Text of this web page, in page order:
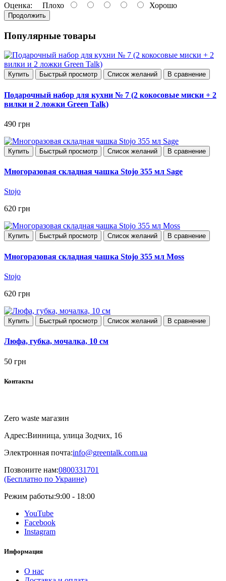
Оценка: Плохо Хорошо
Продолжить
Популярные товары
Купить Быстрый просмотр Список желаний В сравнение
Подарочный набор для кухни № 7 (2 кокосовые миски + 2
вилки и 2 ложки Green Talk)
490 грн
Купить Быстрый просмотр Список желаний В сравнение
Многоразовая складная чашка Stojo 355 мл Sage
Stojo
620 грн
Купить Быстрый просмотр Список желаний В сравнение
Многоразовая складная чашка Stojo 355 мл Moss
Stojo
620 грн
Купить Быстрый просмотр Список желаний В сравнение
Люфа, губка, мочалка, 10 см
50 грн
Контакты
Zero waste магазин
Адрес:Винница, улица Зодчих, 16
Электронная почта:info@greentalk.com.ua
Позвоните нам:0800331701
(Бесплатно по Украине)
Режим работы:9:00 - 18:00
YouTube
Facebook
Instagram
Информация
О нас